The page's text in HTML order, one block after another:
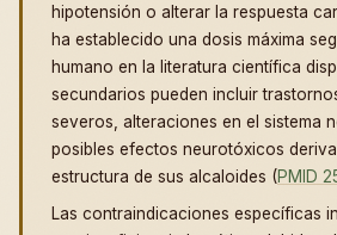
hipotensión o alterar la respuesta
ha establecido una dosis máxima
humano en la literatura científica
secundarios pueden incluir
severos, alteraciones en el sistema
posibles efectos neurotóxicos
estructura de sus alcaloides (PMID
Las contraindicaciones específicas